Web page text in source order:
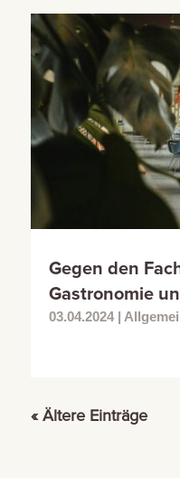
Gegen den
Gastronomie
03.04.2024|
« Ältere Einträge